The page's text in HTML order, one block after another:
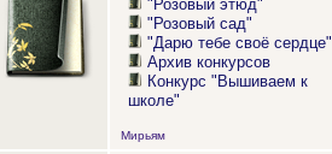
"Розовый этюд"
"Розовый сад"
"Дарю тебе своё сердце"
Архив конкурсов
Конкурс "Вышиваем к
школе"
Мирьям